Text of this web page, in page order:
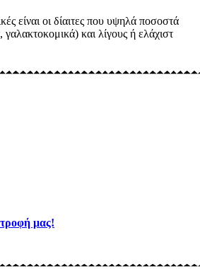
είναι οι δίαιτες που υψηλά ποσοστά
και λίγους ή ελάχιστ
μας!